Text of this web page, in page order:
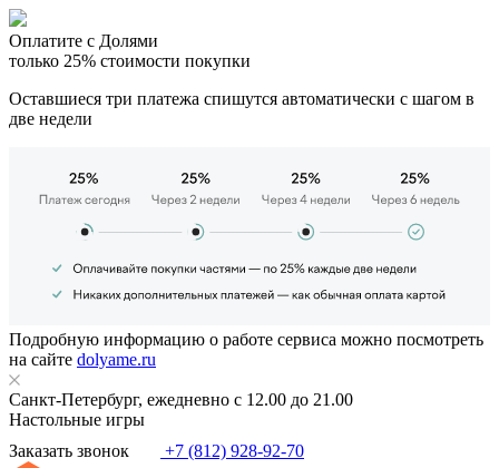
Оплатите с Долями
только 25% стоимости покупки
Оставшиеся три платежа спишутся автоматически с шагом в
две недели
Подробную информацию о работе сервиса можно посмотреть
на сайте dolyame.ru
Санкт-Петербург, ежедневно с 12.00 до 21.00
Настольные игры
Заказать звонок
+7 (812) 928-92-70